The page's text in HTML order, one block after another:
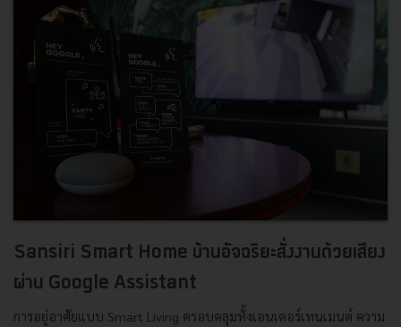
Sansiri Smart Home บ้านอัจฉริยะสั่งงานด้วยเสียง
ผ่าน Google Assistant
การอยู่อาศัยแบบ Smart Living ครอบคลุมทั้งเอนเตอร์เทนเมนต์ ความ